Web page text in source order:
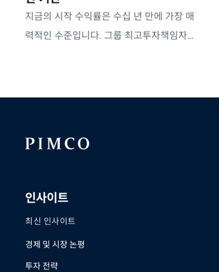
지금의 시작 수익률은 수십 년 만에 가장 매
력적인 수준입니다. 그룹 최고투자책임자
운 기회를 제공할 수 있는지에 대해 이야기
인사이트
최신 인사이트
경제 및 시장 논평
투자 전략